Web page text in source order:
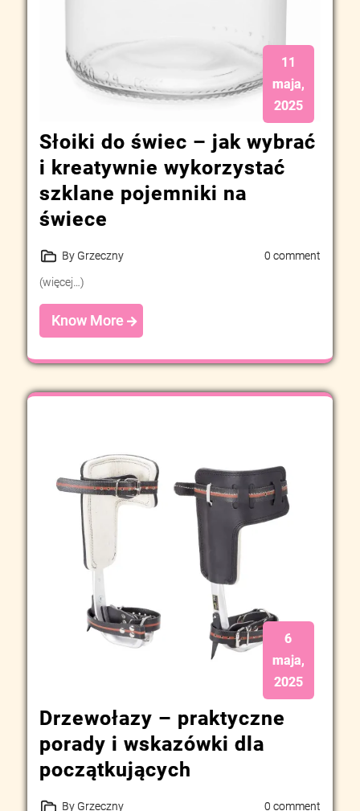
11
maja,
2025
Słoiki do świec – jak wybrać
i kreatywnie wykorzystać
szklane pojemniki na
świece
By Grzeczny 0 comment
(więcej…)
Know More
6
maja,
2025
Drzewołazy – praktyczne
porady i wskazówki dla
początkujących
By Grzeczny 0 comment